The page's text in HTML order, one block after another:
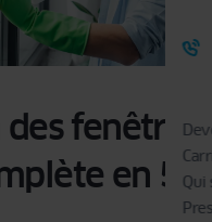
Qui
fenêtres
en 5